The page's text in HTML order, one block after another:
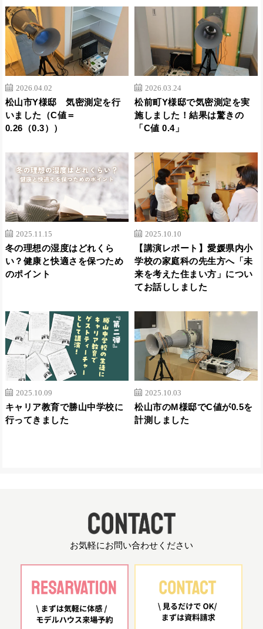
2026.04.02
松山市Y様邸 気密測定を行
いました（C値＝
0.26（0.3））
2026.03.24
松前町Y様邸で気密測定を実
施しました！結果は驚きの
「C値 0.4」
2025.11.15
冬の理想の湿度はどれくら
い？健康と快適さを保つため
のポイント
2025.10.10
【講演レポート】愛媛県内小
学校の家庭科の先生方へ「未
来を考えた住まい方」につい
てお話ししました
2025.10.09
キャリア教育で勝山中学校に
行ってきました
2025.10.03
松山市のM様邸でC値が0.5を
計測しました
お気軽にお問い合わせください